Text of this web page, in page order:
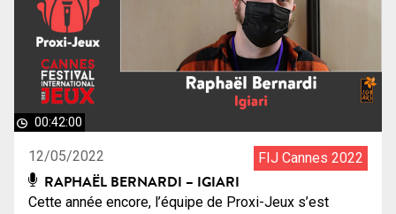
00:42:00
12/05/2022 FIJ Cannes 2022
RAPHAËL BERNARDI – IGIARI
Cette année encore, l’équipe de Proxi-Jeux s’est